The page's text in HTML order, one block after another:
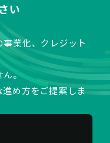
い
業化、クレジット
ん。
め方をご提案しま